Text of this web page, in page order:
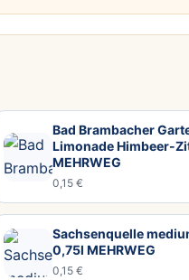
Bad Brambacher
Limonade Himbeer-
MEHRWEG
0,15 €
Sachsenquelle
0,75l MEHRWEG
0,15 €